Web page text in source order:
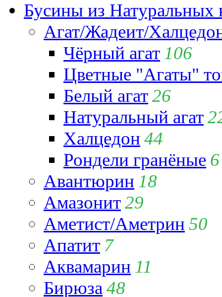
Бусины из Натуральных
Агат/Жадеит/
Чёрный агат 106
Цветные "Агаты"
Белый агат26
Натуральный агат
Халцедон 44
Рондели гранёные 6
Авантюрин 18
Амазонит29
Аметист/Аметрин 50
Апатит 7
Аквамарин 11
Бирюза 48